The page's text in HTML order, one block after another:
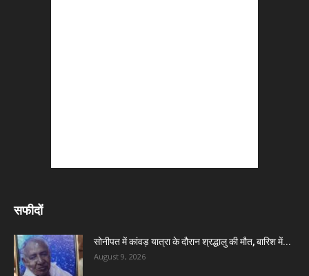
सफीदों
सोनीपत में कांवड़ यात्रा के दौरान श्रद्धालु की मौत, बारिश में...
August 9, 2026